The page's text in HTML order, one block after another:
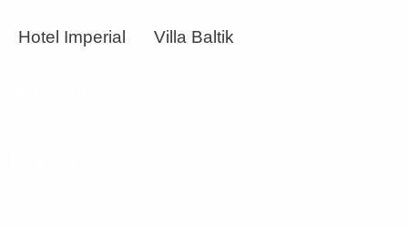
Hotel Imperial Villa Baltik